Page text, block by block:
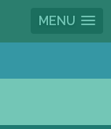
MENU